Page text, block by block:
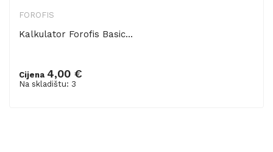
FOROFIS
Kalkulator Forofis Basic...
Cijena 4,00 €
Na skladištu: 3
Dodaj u košaricu